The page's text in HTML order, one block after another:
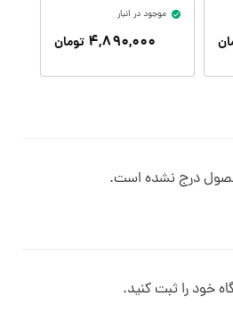
موجود در انبار
۴,۸۹۰,۰۰۰ تومان
درج نشده است.
خود را ثبت کنید.